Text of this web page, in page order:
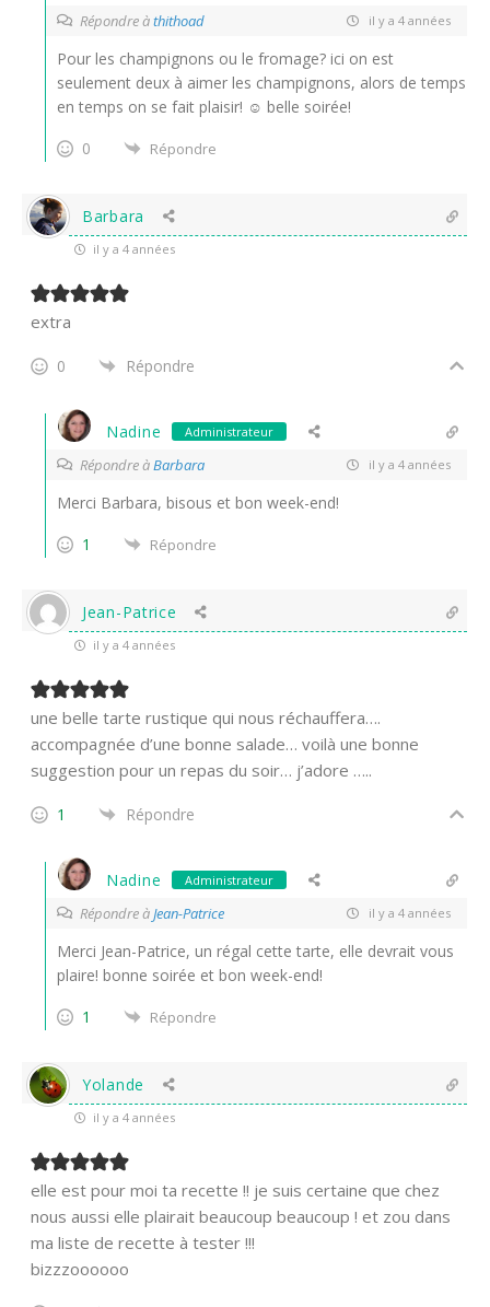
Répondre àthithoad il y a 4 années
Pour les champignons ou le fromage? ici on est
seulement deux à aimer les champignons, alors de temps
en temps on se fait plaisir! ☺ belle soirée!
0
Répondre
Barbara
il y a 4 années
extra
0 Répondre
Nadine Administrateur
Répondre àBarbara il y a 4 années
Merci Barbara, bisous et bon week-end!
1
Répondre
Jean-Patrice
il y a 4 années
une belle tarte rustique qui nous réchauffera….
accompagnée d’une bonne salade… voilà une bonne
suggestion pour un repas du soir… j’adore …..
1 Répondre
Nadine Administrateur
Répondre àJean-Patrice il y a 4 années
Merci Jean-Patrice, un régal cette tarte, elle devrait vous
plaire! bonne soirée et bon week-end!
1
Répondre
Yolande
il y a 4 années
elle est pour moi ta recette !! je suis certaine que chez
nous aussi elle plairait beaucoup beaucoup ! et zou dans
ma liste de recette à tester !!!
bizzzoooooo